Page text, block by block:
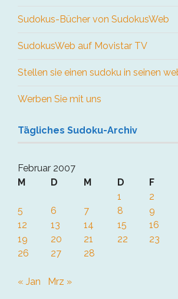
Sudokus-Bücher von SudokusWeb
SudokusWeb auf Movistar TV
Stellen sie einen sudoku in seinen
Werben Sie mit uns
Tägliches Sudoku-Archiv
Februar 2007
M
D M D F
1
2
5
6 7 8 9
12
13 14 15 16
19
20 21 22 23
26
27 28
« Jan Mrz »